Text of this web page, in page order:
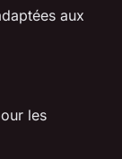
aux
les